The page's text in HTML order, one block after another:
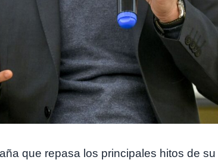
que repasa los principales hitos de su